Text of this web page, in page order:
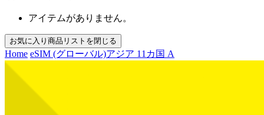
アイテムがありません。
お気に入り商品リストを閉じる
Home eSIM (グローバル)アジア 11カ国 A